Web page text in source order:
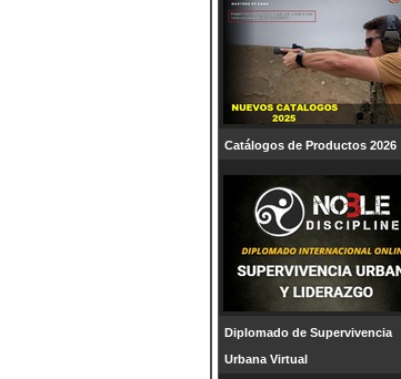
Catálogos de Productos 2026
Diplomado de Supervivencia
Urbana Virtual